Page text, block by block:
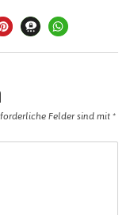
Felder sind mit*